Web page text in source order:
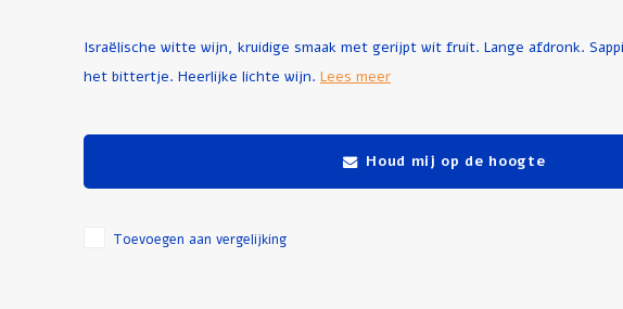
Israëlische witte wijn, kruidige smaak met gerijpt wit fruit. Lange afdronk.
het bittertje. Heerlijke lichte wijn. Lees meer
Houd mij op de hoogte
Toevoegen aan vergelijking